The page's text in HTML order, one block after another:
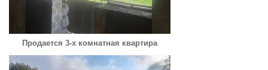
Продается 3-х комнатная квартира